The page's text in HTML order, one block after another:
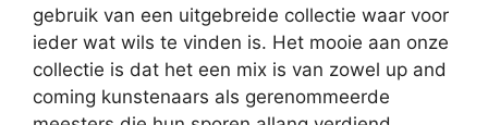
gebruik van een uitgebreide collectie waar voor
ieder wat wils te vinden is. Het mooie aan onze
collectie is dat het een mix is van zowel up and
coming kunstenaars als gerenommeerde